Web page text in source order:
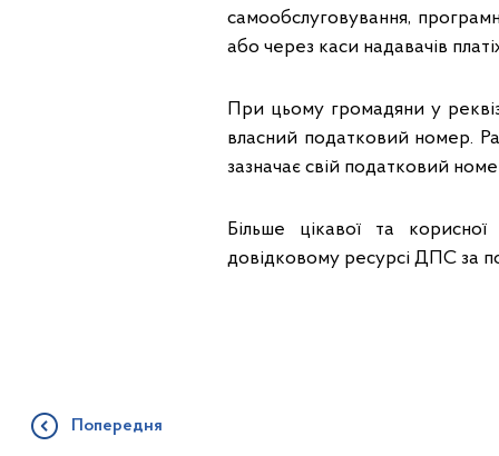
самообслуговування,
або через каси надавачів
При цьому громадяни у
власний податковий номер.
зазначає свій податковий
Більше цікавої та
довідковому ресурсі ДПС за
Попередня